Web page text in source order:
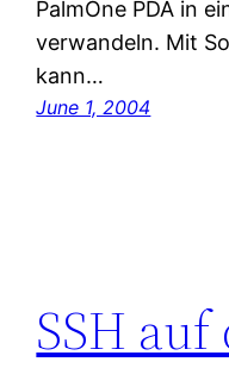
PalmOne PDA in
verwandeln. Mit
kann…
June 1, 2004
SSH